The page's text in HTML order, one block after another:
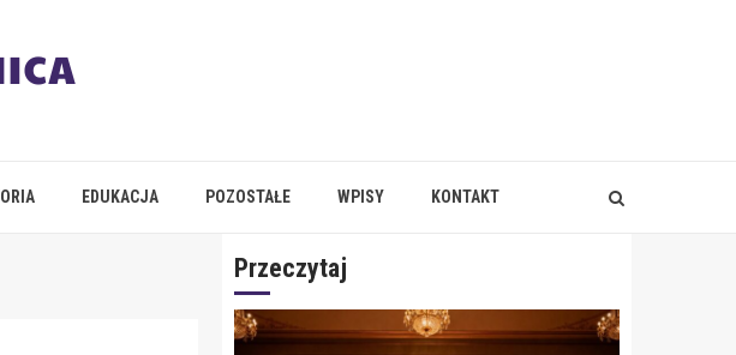
EDUKACJA POZOSTAŁE WPISY KONTAKT
Przeczytaj